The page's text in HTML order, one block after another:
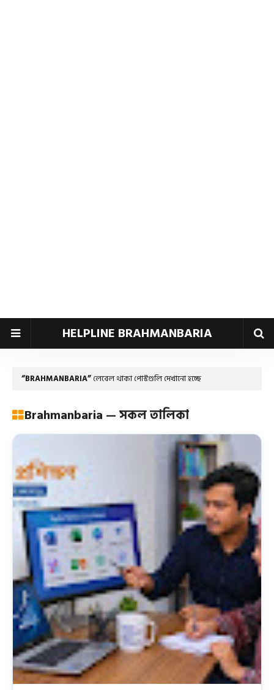
HELPLINE BRAHMANBARIA
BRAHMANBARIA লেবেল থাকা পোস্টগুলি দেখানো হচ্ছে
Brahmanbaria — সকল তালিকা